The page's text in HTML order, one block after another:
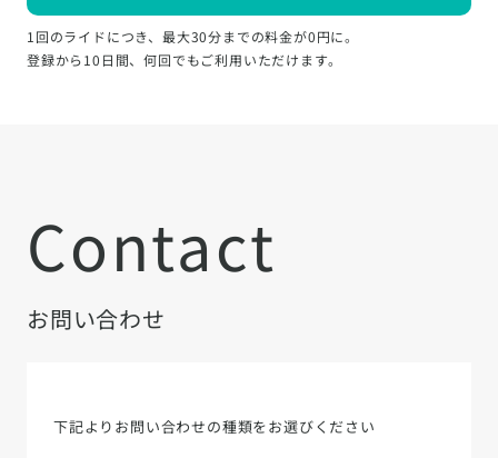
1回のライドにつき、最大30分までの料金が0円に。
登録から10日間、何回でもご利用いただけます。
Contact
お問い合わせ
下記よりお問い合わせの種類をお選びください